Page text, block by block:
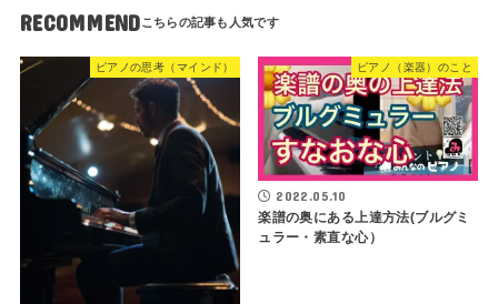
RECOMMEND
ピアノの思考（マインド） ピアノ（楽器）のこと
2022.05.10
楽譜の奥にある上達方法(ブルグミ
ュラー・素直な心）